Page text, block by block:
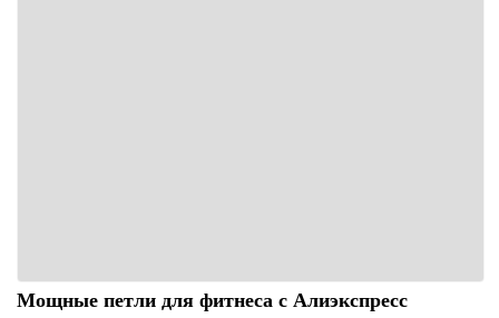
Мощные петли для фитнеса с Алиэкспресс